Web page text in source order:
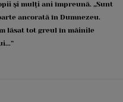
și mulți ani împreună. „Sunt
ancorată în Dumnezeu.
lăsat tot greul în mâinile